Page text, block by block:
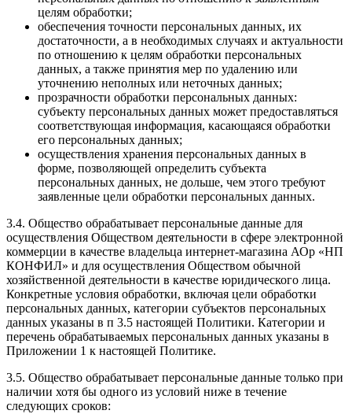
целям обработки;
обеспечения точности персональных данных, их
достаточности, а в необходимых случаях и актуальности
по отношению к целям обработки персональных
данных, а также принятия мер по удалению или
уточнению неполных или неточных данных;
прозрачности обработки персональных данных:
субъекту персональных данных может предоставляться
соответствующая информация, касающаяся обработки
его персональных данных;
осуществления хранения персональных данных в
форме, позволяющей определить субъекта
персональных данных, не дольше, чем этого требуют
заявленные цели обработки персональных данных.
3.4. Общество обрабатывает персональные данные для
осуществления Обществом деятельности в сфере электронной
коммерции в качестве владельца интернет-магазина АОр «НП
КОНФИЛ» и для осуществления Обществом обычной
хозяйственной деятельности в качестве юридического лица.
Конкретные условия обработки, включая цели обработки
персональных данных, категории субъектов персональных
данных указаны в п 3.5 настоящей Политики. Категории и
перечень обрабатываемых персональных данных указаны в
Приложении 1 к настоящей Политике.
3.5. Общество обрабатывает персональные данные только при
наличии хотя бы одного из условий ниже в течение
следующих сроков: